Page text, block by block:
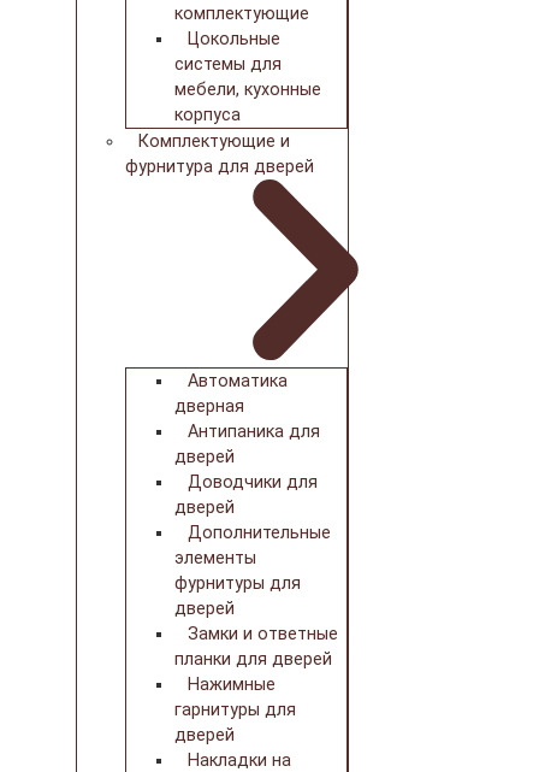
комплектующие
Цокольные
системы для
мебели, кухонные
корпуса
Комплектующие и
фурнитура для дверей
Автоматика
дверная
Антипаника для
дверей
Доводчики для
дверей
Дополнительные
элементы
фурнитуры для
дверей
Замки и ответные
планки для дверей
Нажимные
гарнитуры для
дверей
Накладки на